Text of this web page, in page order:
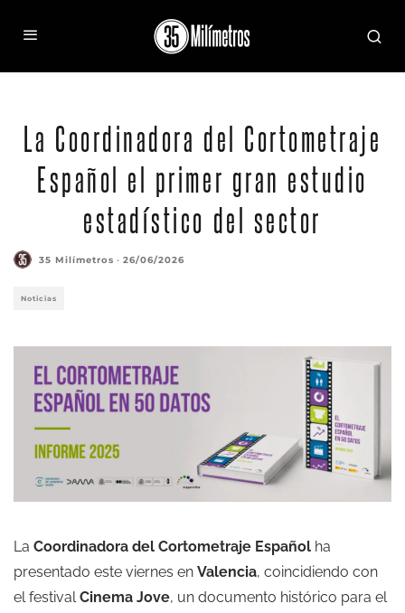
La Coordinadora del Cortometraje
Español el primer gran estudio
estadístico del sector
35 Milímetros · 26/06/2026
Noticias
La Coordinadora del Cortometraje Español ha
presentado este viernes en Valencia, coincidiendo con
el festivalCinema Jove, un documento histórico para el